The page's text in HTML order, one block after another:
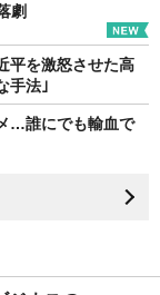
劇
平を激怒させた高
手法｣
…誰にでも輸血で